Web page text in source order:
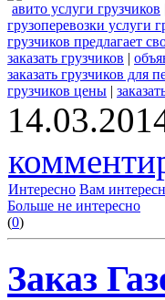
авито услуги грузчиков
грузоперевозки услуги
грузчиков предлагает
заказать грузчиков |
заказать грузчиков для
грузчиков цены |
Интересно Вам
Больше не интересно
(0)
Заказ